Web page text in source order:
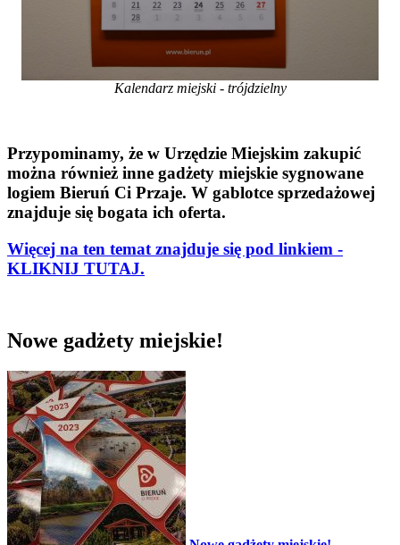
Kalendarz miejski - trójdzielny
Przypominamy, że w Urzędzie Miejskim zakupić
można również inne gadżety miejskie sygnowane
logiem Bieruń Ci Przaje. W gablotce sprzedażowej
znajduje się bogata ich oferta.
Więcej na ten temat znajduje się pod linkiem -
KLIKNIJ TUTAJ.
Nowe gadżety miejskie!